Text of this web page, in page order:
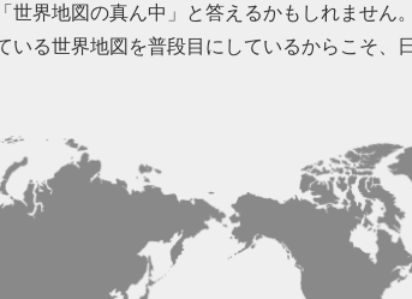
世界地図の真ん中」と答えるかもしれません
いる世界地図を普段目にしているからこそ、